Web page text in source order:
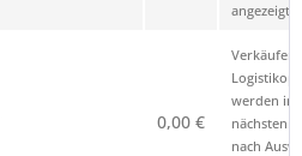
angezeigt.
0,00 €
Verkäufer
werden im
nächsten
nach